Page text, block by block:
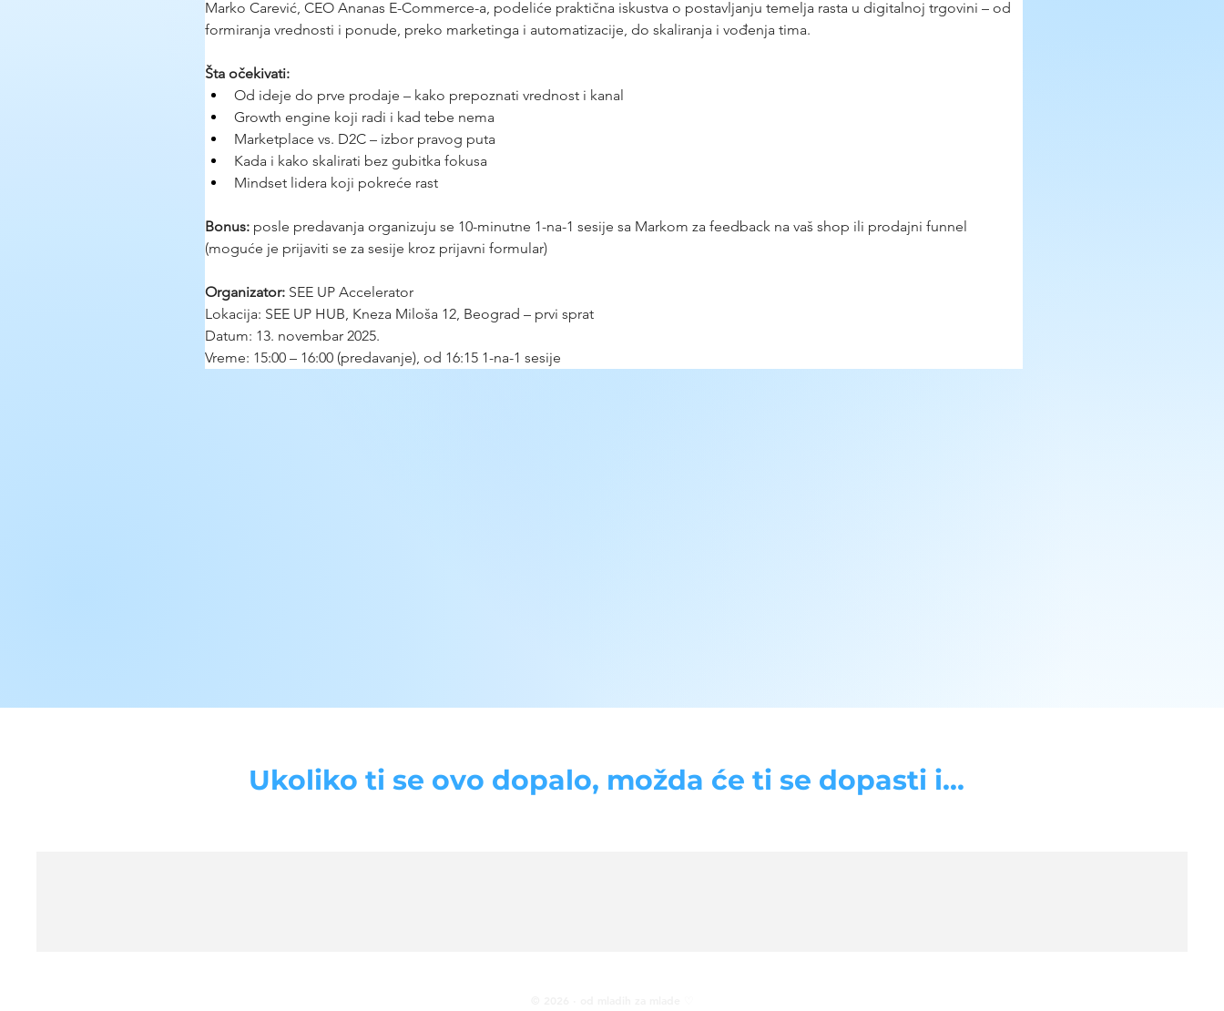
Marko Carević, CEO Ananas E-Commerce-a, podeliće praktična iskustva o postavljanju temelja rasta u digitalnoj trgovini – od
formiranja vrednosti i ponude, preko marketinga i automatizacije, do skaliranja i vođenja tima.
Šta očekivati:
Od ideje do prve prodaje – kako prepoznati vrednost i kanal
Growth engine koji radi i kad tebe nema
Marketplace vs. D2C – izbor pravog puta
Kada i kako skalirati bez gubitka fokusa
Mindset lidera koji pokreće rast
Bonus: posle predavanja organizuju se 10-minutne 1-na-1 sesije sa Markom za feedback na vaš shop ili prodajni funnel
(moguće je prijaviti se za sesije kroz prijavni formular)
Organizator: SEE UP Accelerator
Lokacija: SEE UP HUB, Kneza Miloša 12, Beograd – prvi sprat
Datum: 13. novembar 2025.
Vreme: 15:00 – 16:00 (predavanje), od 16:15 1-na-1 sesije
Ukoliko ti se ovo dopalo, možda će ti se dopasti i...